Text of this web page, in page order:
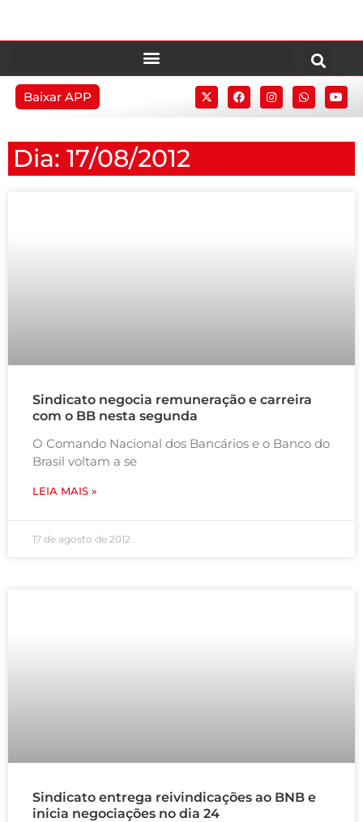
Baixar APP
Dia: 17/08/2012
Sindicato negocia remuneração e carreira
com o BB nesta segunda
O Comando Nacional dos Bancários e o Banco do
Brasil voltam a se
LEIA MAIS »
17 de agosto de 2012
Sindicato entrega reivindicações ao BNB e
inicia negociações no dia 24